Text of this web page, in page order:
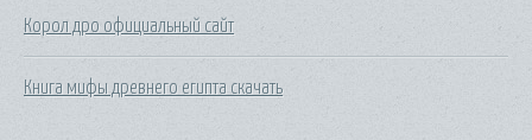
Корол дро официальный сайт
Книга мифы древнего египта скачать